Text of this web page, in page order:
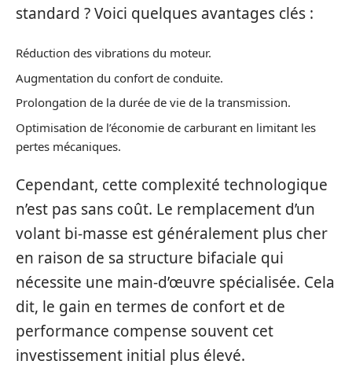
standard ? Voici quelques avantages clés :
Réduction des vibrations du moteur.
Augmentation du confort de conduite.
Prolongation de la durée de vie de la transmission.
Optimisation de l’économie de carburant en limitant les
pertes mécaniques.
Cependant, cette complexité technologique
n’est pas sans coût. Le remplacement d’un
volant bi-masse est généralement plus cher
en raison de sa structure bifaciale qui
nécessite une main-d’œuvre spécialisée. Cela
dit, le gain en termes de confort et de
performance compense souvent cet
investissement initial plus élevé.